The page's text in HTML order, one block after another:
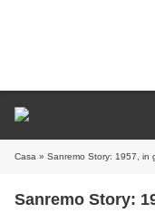
Casa » Sanremo Story: 1957, in
Sanremo Story: